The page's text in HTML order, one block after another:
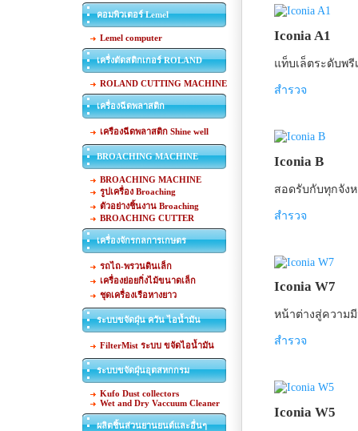
คอมพิวเตอร์ Lemel
Lemel computer
เครื่งตัดสติกเกอร์ ROLAND
ROLAND CUTTING MACHINE
เครื่องฉีดพลาสติก
เครืองฉีดพลาสติก Shine well
BROACHING MACHINE
BROACHING MACHINE
รูปเครื่อง Broaching
ตัวอย่างชิ้นงาน Broaching
BROACHING CUTTER
เครื่องจักรกลการเกษตร
รถไถ-พรวนดินเล็ก
เครื่องย่อยกิ่งไม้ขนาดเล็ก
ชุดเครื่องเรือหางยาว
ระบบขจัดฝุ่น ควัน ไอน้ำมัน
FilterMist ระบบ ขจัดไอน้ำมัน
ระบบขจัดฝุ่นอุตสหกกรม
Kufo Dust collectors
Wet and Dry Vaccuum Cleaner
ผลิตชิ้นส่วนยานยนต์และอื่นๆ
Iconia A1
แท็บเล็ตระดับพ
สำรวจ
Iconia B
สอดรับกับทุกจัง
สำรวจ
Iconia W7
หน้าต่างสู่ความ
สำรวจ
Iconia W5